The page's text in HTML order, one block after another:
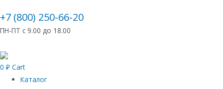
+7 (800) 250-66-20
ПН-ПТ с 9.00 до 18.00
0 ₽ Cart
Каталог